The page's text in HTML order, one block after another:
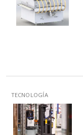
TECNOLOGÍA